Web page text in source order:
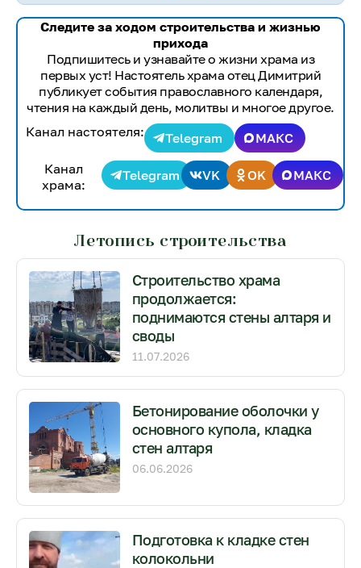
Следите за ходом строительства и жизнью
прихода
Подпишитесь и узнавайте о жизни храма из
первых уст! Настоятель храма отец Димитрий
публикует события православного календаря,
чтения на каждый день, молитвы и многое другое.
Канал настоятеля:
Telegram
МАКС
Канал
храма:
Telegram VK OK МАКС
Летопись строительства
Строительство храма
продолжается:
поднимаются стены алтаря и
своды
11.07.2026
Бетонирование оболочки у
основного купола, кладка
стен алтаря
06.06.2026
Подготовка к кладке стен
колокольни